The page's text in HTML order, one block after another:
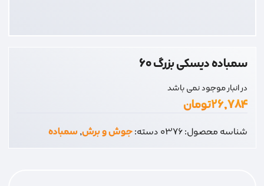
سمباده دیسکی بزرگ 60
در انبار موجود نمی باشد
۲۶,۷۸۴تومان
شناسه محصول:0376دسته:جوش و برش,سمباده